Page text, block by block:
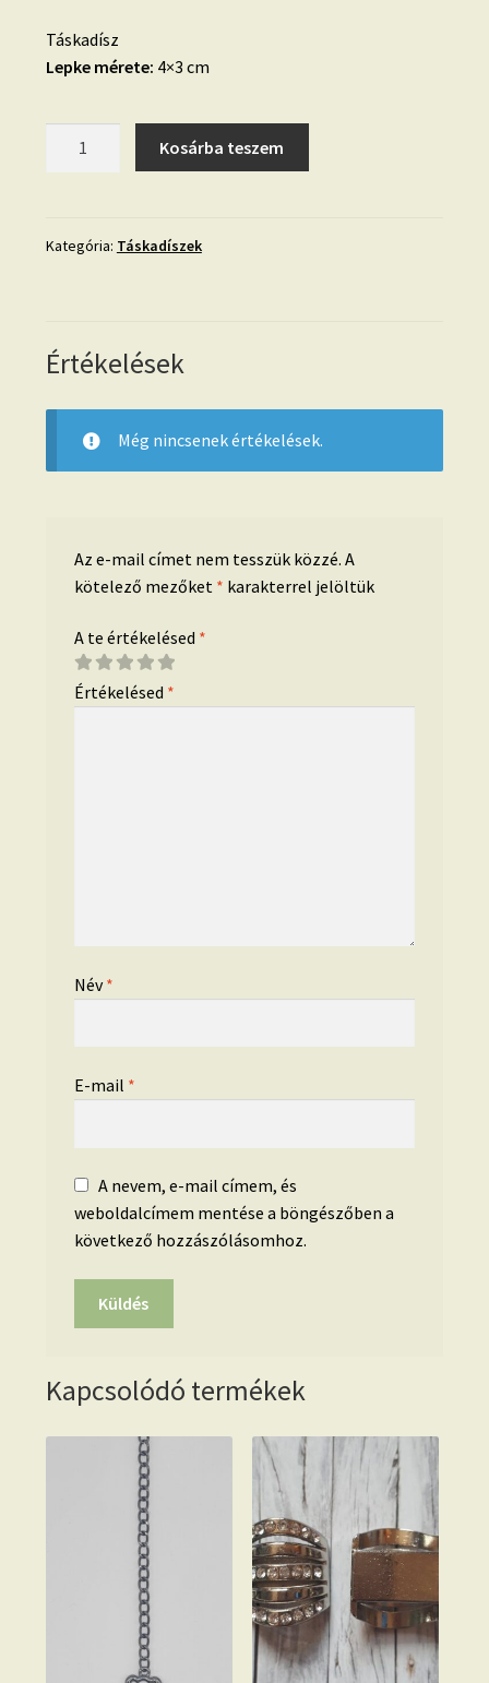
Táskadísz
Lepke mérete: 4×3 cm
mennyiség
Kosárba teszem
Kategória: Táskadíszek
Értékelések
Még nincsenek értékelések.
Az e-mail címet nem tesszük közzé. A
kötelező mezőket * karakterrel jelöltük
A te értékelésed *
Értékelésed *
Név*
E-mail *
A nevem, e-mail címem, és
weboldalcímem mentése a böngészőben a
következő hozzászólásomhoz.
Kapcsolódó termékek